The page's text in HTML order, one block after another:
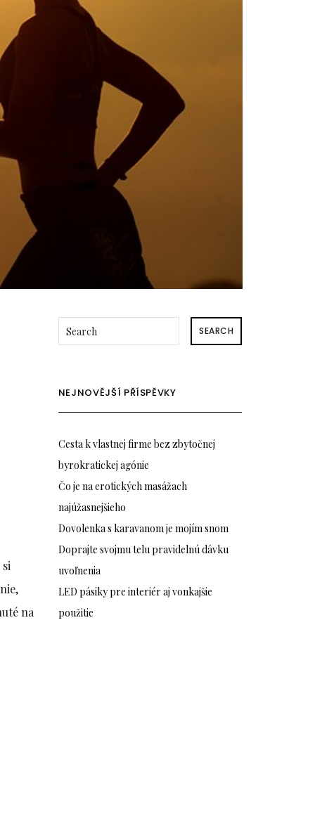
na
SEARCH
NEJNOVĚJŠÍ PŘÍSPĚVKY
Cesta k vlastnej firme bez zbytočnej
byrokratickej agónie
Čo je na erotických masážach
najúžasnejšieho
Dovolenka s karavanom je mojím snom
Doprajte svojmu telu pravidelnú dávku
uvoľnenia
LED pásiky pre interiér aj vonkajšie
použitie